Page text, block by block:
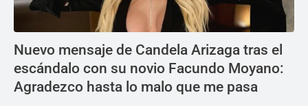
Nuevo mensaje de Candela Arizaga tras el
escándalo con su novio Facundo Moyano:
Agradezco hasta lo malo que me pasa